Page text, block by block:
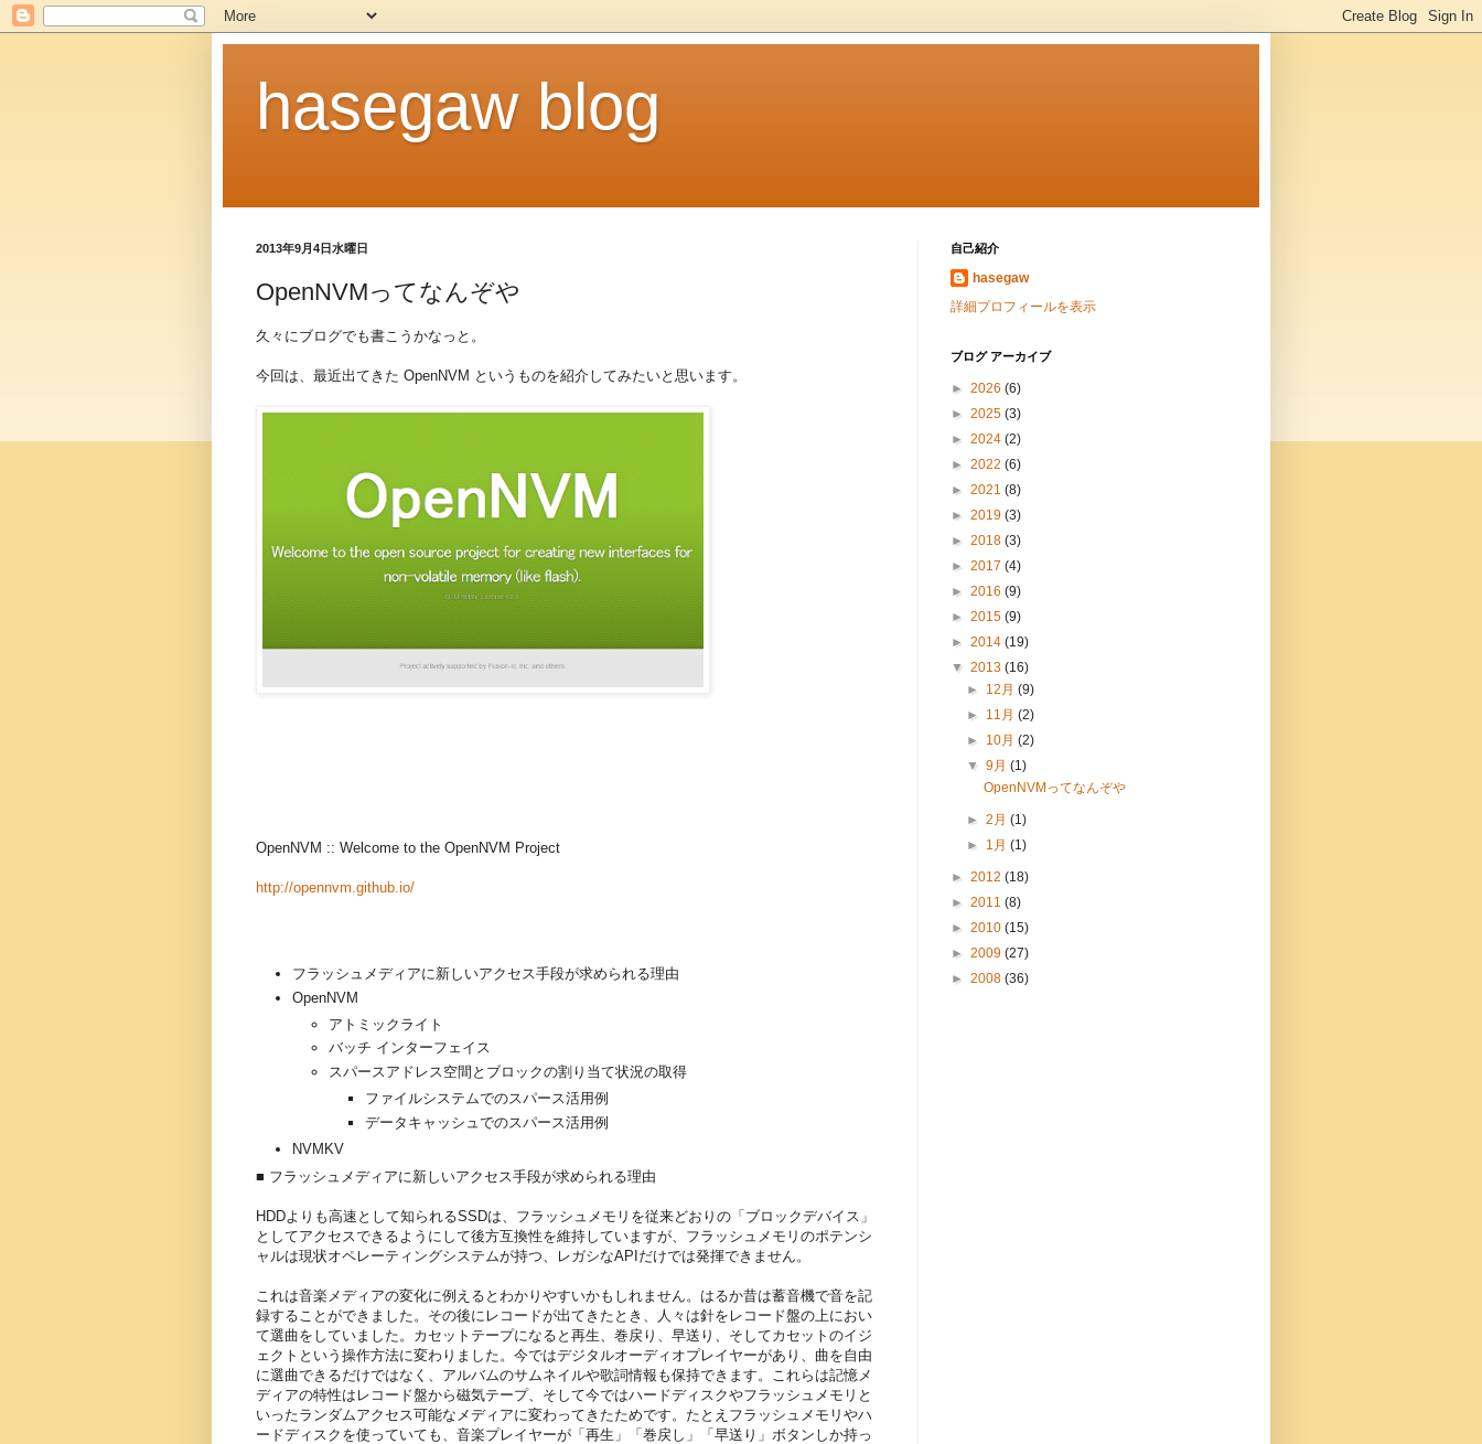
hasegaw blog
2013年9月4日水曜日
OpenNVMってなんぞや
久々にブログでも書こうかなっと。
今回は、最近出てきた OpenNVM というものを紹介してみたいと思います。
OpenNVM :: Welcome to the OpenNVM Project
http://opennvm.github.io/
フラッシュメディアに新しいアクセス手段が求められる理由
OpenNVM
アトミックライト
バッチ インターフェイス
スパースアドレス空間とブロックの割り当て状況の取得
ファイルシステムでのスパース活用例
データキャッシュでのスパース活用例
NVMKV
■ フラッシュメディアに新しいアクセス手段が求められる理由
HDDよりも高速として知られるSSDは、フラッシュメモリを従来どおりの「ブロックデバイス」
としてアクセスできるようにして後方互換性を維持していますが、フラッシュメモリのポテンシ
ャルは現状オペレーティングシステムが持つ、レガシなAPIだけでは発揮できません。
これは音楽メディアの変化に例えるとわかりやすいかもしれません。はるか昔は蓄音機で音を記
録することができました。その後にレコードが出てきたとき、人々は針をレコード盤の上におい
て選曲をしていました。カセットテープになると再生、巻戻り、早送り、そしてカセットのイジ
ェクトという操作方法に変わりました。今ではデジタルオーディオプレイヤーがあり、曲を自由
に選曲できるだけではなく、アルバムのサムネイルや歌詞情報も保持できます。これらは記憶メ
ディアの特性はレコード盤から磁気テープ、そして今ではハードディスクやフラッシュメモリと
いったランダムアクセス可能なメディアに変わってきたためです。たとえフラッシュメモリやハ
ードディスクを使っていても、音楽プレイヤーが「再生」「巻戻し」「早送り」ボタンしか持っ
自己紹介
hasegaw
詳細プロフィールを表示
ブログ アーカイブ
► 2026 (6)
► 2025 (3)
► 2024 (2)
► 2022 (6)
► 2021 (8)
► 2019 (3)
► 2018 (3)
► 2017 (4)
► 2016 (9)
► 2015 (9)
► 2014 (19)
▼ 2013 (16)
► 12月(9)
► 11月(2)
► 10月(2)
▼9月(1)
OpenNVMってなんぞや
►2月(1)
► 1月(1)
► 2012 (18)
► 2011 (8)
► 2010 (15)
► 2009 (27)
► 2008 (36)